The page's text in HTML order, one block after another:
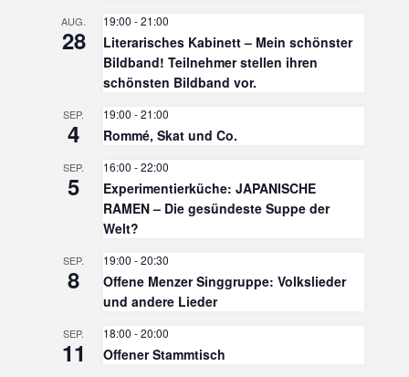
AUG.
28
19:00 -21:00
Literarisches Kabinett – Mein schönster
Bildband! Teilnehmer stellen ihren
schönsten Bildband vor.
SEP.
4
19:00 -21:00
Rommé, Skat und Co.
SEP.
5
16:00 -22:00
Experimentierküche: JAPANISCHE
RAMEN – Die gesündeste Suppe der
Welt?
SEP.
8
19:00 -20:30
Offene Menzer Singgruppe: Volkslieder
und andere Lieder
SEP.
11
18:00 -20:00
Offener Stammtisch